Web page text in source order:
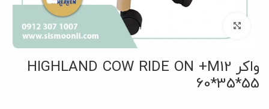
واکر HIGHLAND COW RIDE ON +M12
60*35*55